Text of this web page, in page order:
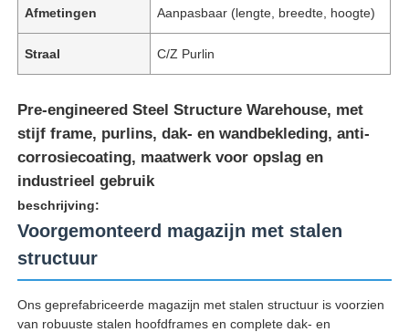
Afmetingen Aanpasbaar (lengte, breedte, hoogte)
Straal C/Z Purlin
Pre-engineered Steel Structure Warehouse, met
stijf frame, purlins, dak- en wandbekleding, anti-
corrosiecoating, maatwerk voor opslag en
industrieel gebruik
beschrijving:
Voorgemonteerd magazijn met stalen
structuur
Ons geprefabriceerde magazijn met stalen structuur is voorzien
van robuuste stalen hoofdframes en complete dak- en